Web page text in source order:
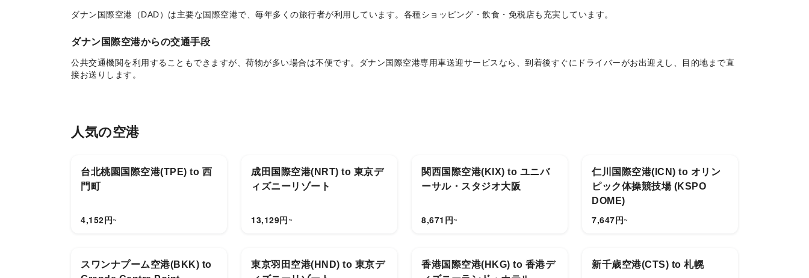
ダナン国際空港（DAD）は主要な国際空港で、毎年多くの旅行者が利用しています。各種ショッピング・飲食・免税店も充実しています。
ダナン国際空港からの交通手段
公共交通機関を利用することもできますが、荷物が多い場合は不便です。ダナン国際空港専用車送迎サービスなら、到着後すぐにドライバーがお出迎えし、目的地まで直
接お送りします。
ホイアン旧市街、バーナーヒルズ、ミーケービーチ、フエ城郭、ミーソン遺跡など人気スポットへも柔軟に対応。チャイルドシートの追加、復路の送迎予約も承ります。
人気の空港
台北桃園国際空港(TPE) to 西
門町
円
4,152 ~
成田国際空港(NRT) to 東京デ
ィズニーリゾート
円
13,129 ~
関西国際空港(KIX) to ユニバ
ーサル・スタジオ大阪
円
8,671 ~
仁川国際空港(ICN) to オリン
ピック体操競技場 (KSPO
DOME)
円
7,647 ~
スワンナプーム空港(BKK) to
東京羽田空港(HND) to 東京デ
香港国際空港(HKG) to 香港デ
新千歳空港(CTS) to 札幌